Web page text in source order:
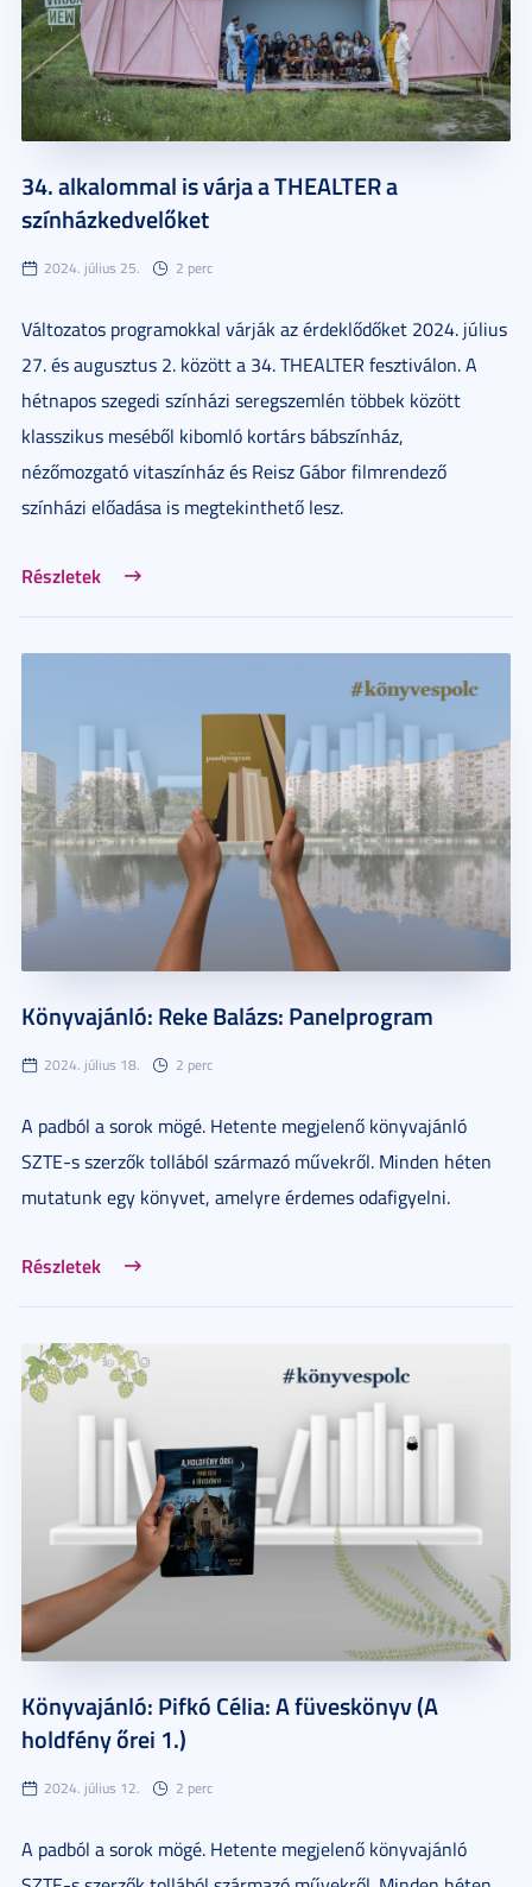
34. alkalommal is várja a THEALTER a
színházkedvelőket
2024. július 25. 2 perc
Változatos programokkal várják az érdeklődőket 2024. július
27. és augusztus 2. között a 34. THEALTER fesztiválon. A
hétnapos szegedi színházi seregszemlén többek között
klasszikus meséből kibomló kortárs bábszínház,
nézőmozgató vitaszínház és Reisz Gábor filmrendező
színházi előadása is megtekinthető lesz.
Részletek
Könyvajánló: Reke Balázs: Panelprogram
2024. július 18. 2 perc
A padból a sorok mögé. Hetente megjelenő könyvajánló
SZTE-s szerzők tollából származó művekről. Minden héten
mutatunk egy könyvet, amelyre érdemes odafigyelni.
Részletek
Könyvajánló: Pifkó Célia: A füveskönyv (A
holdfény őrei 1.)
2024. július 12. 2 perc
A padból a sorok mögé. Hetente megjelenő könyvajánló